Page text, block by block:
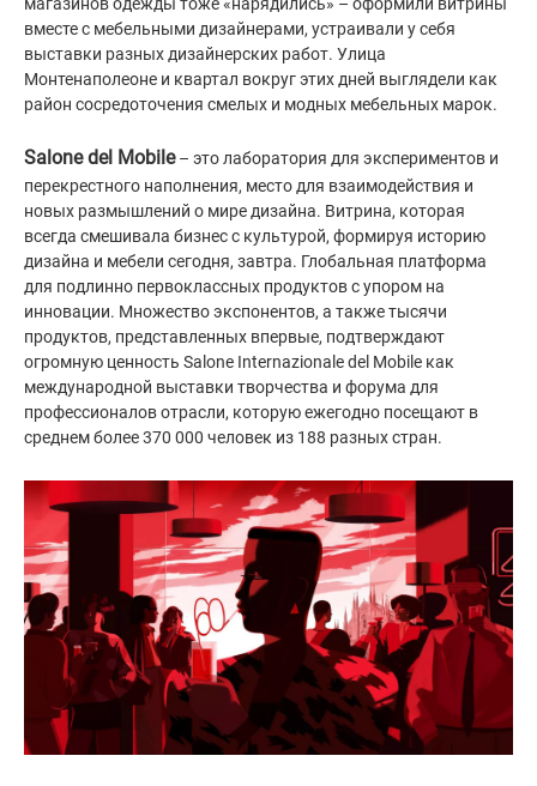
вместе с мебельными дизайнерами, устраивали у себя
выставки разных дизайнерских работ. Улица
Монтенаполеоне и квартал вокруг этих дней выглядели как
район сосредоточения смелых и модных мебельных марок.
Salone del Mobile– это лаборатория для экспериментов и
перекрестного наполнения, место для взаимодействия и
новых размышлений о мире дизайна. Витрина, которая
всегда смешивала бизнес с культурой, формируя историю
дизайна и мебели сегодня, завтра. Глобальная платформа
для подлинно первоклассных продуктов с упором на
инновации. Множество экспонентов, а также тысячи
продуктов, представленных впервые, подтверждают
огромную ценность Salone Internazionale del Mobile как
международной выставки творчества и форума для
профессионалов отрасли, которую ежегодно посещают в
среднем более 370 000 человек из 188 разных стран.